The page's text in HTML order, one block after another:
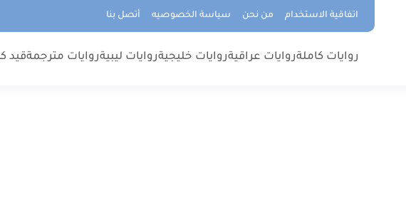
اتفاقية الاستخدام من نحن سياسة الخصوصيه أتصل بنا
روايات كاملةروايات عراقيةروايات خليجيةروايات ليبيةروايات مترجمةقيد